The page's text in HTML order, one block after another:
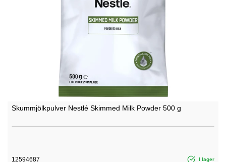
Skummjölkpulver Nestlé Skimmed Milk Powder 500 g
12594687 I lager